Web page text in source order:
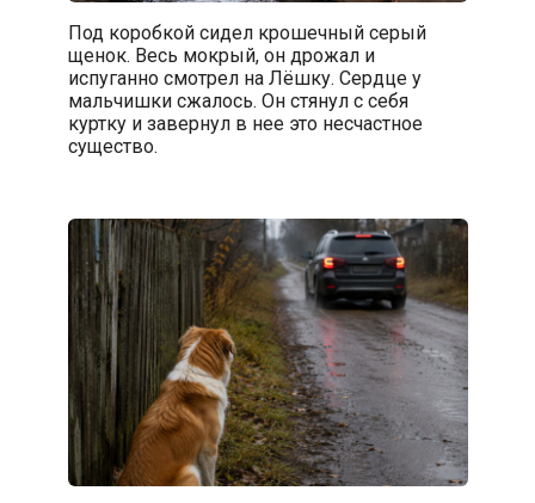
Под коробкой сидел крошечный серый
щенок. Весь мокрый, он дрожал и
испуганно смотрел на Лёшку. Сердце у
мальчишки сжалось. Он стянул с себя
куртку и завернул в нее это несчастное
существо.